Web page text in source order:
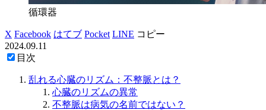
循環器
X Facebook はてブ Pocket LINE コピー
2024.09.11
目次
乱れる心臓のリズム：不整脈とは？
心臓のリズムの異常
不整脈は病気の名前ではない？